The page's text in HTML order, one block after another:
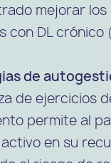
mejorar
con DL crónico
de
de ejercicios
permite al
en su